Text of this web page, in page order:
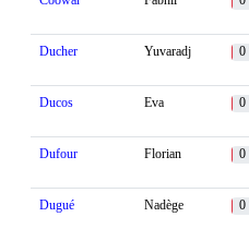
Ducher Yuvaradj 0
Ducos Eva 0
Dufour Florian 0
Dugué Nadège 0